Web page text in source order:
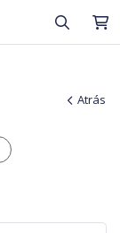
Atrás